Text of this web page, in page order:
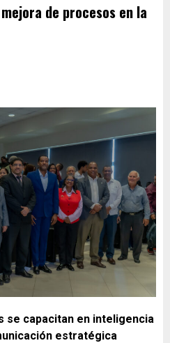
de procesos en la
se capacitan en inteligencia
estratégica